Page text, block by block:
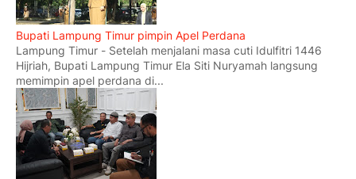
Bupati Lampung Timur pimpin Apel Perdana
Lampung Timur - Setelah menjalani masa cuti Idulfitri 1446
Hijriah, Bupati Lampung Timur Ela Siti Nuryamah langsung
memimpin apel perdana di...